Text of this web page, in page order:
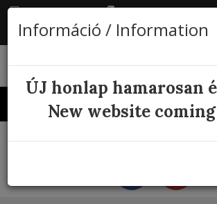
info@karolyikastely.hu +36 21 3110426
Megosztás a közösségi
Információ / Information
ÚJ honlap hamarosan
New website